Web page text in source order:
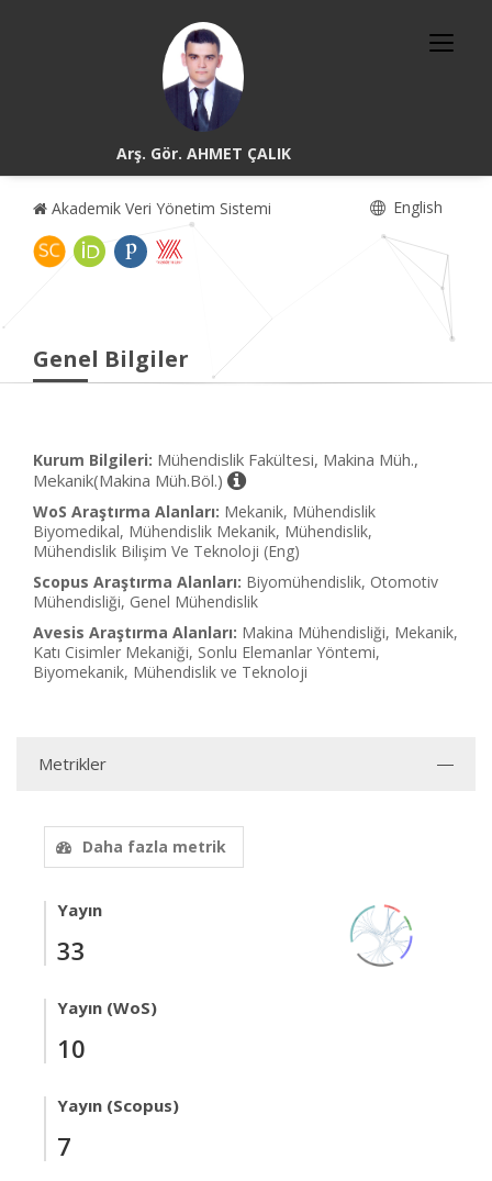
Arş. Gör. AHMET ÇALIK
Akademik Veri Yönetim Sistemi English
Genel Bilgiler
Kurum Bilgileri: Mühendislik Fakültesi, Makina Müh.,
Mekanik(Makina Müh.Böl.)
WoS Araştırma Alanları: Mekanik, Mühendislik
Biyomedikal, Mühendislik Mekanik, Mühendislik,
Mühendislik Bilişim Ve Teknoloji (Eng)
Scopus Araştırma Alanları: Biyomühendislik, Otomotiv
Mühendisliği, Genel Mühendislik
Avesis Araştırma Alanları: Makina Mühendisliği, Mekanik,
Katı Cisimler Mekaniği, Sonlu Elemanlar Yöntemi,
Biyomekanik, Mühendislik ve Teknoloji
Metrikler
Daha fazla metrik
Yayın
33
Yayın (WoS)
10
Yayın (Scopus)
7